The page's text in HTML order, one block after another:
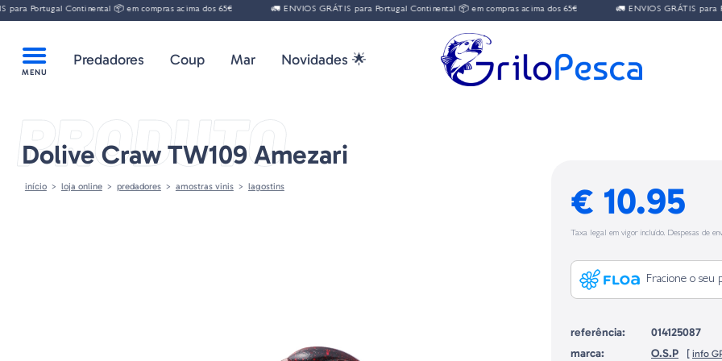
Continental 📦 em compras acima dos 65€ 🚛 ENVIOS GRÁTIS para Portugal Continental 📦 em compras acima dos 65€ 🚛 ENVIOS GRÁTIS para
Predadores Coup Mar Novidades 🌟
PRODUTO
Dolive Craw TW109 Amezari
início loja online predadores amostras vinis lagostins € 10.95
Taxa legal em vigor incluído. Despesas de
Fracione o
referência:
014125087
marca:
O.S.P [ info